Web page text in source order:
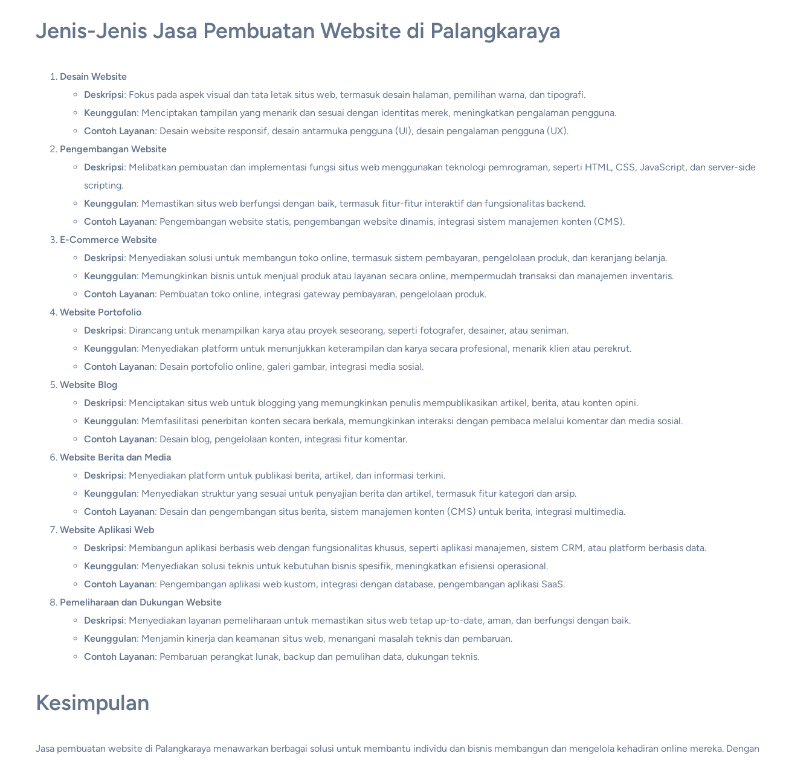
Jenis-Jenis Jasa Pembuatan Website di Palangkaraya
Desain Website
Deskripsi: Fokus pada aspek visual dan tata letak situs web, termasuk desain halaman, pemilihan warna, dan tipografi.
Keunggulan: Menciptakan tampilan yang menarik dan sesuai dengan identitas merek, meningkatkan pengalaman pengguna.
Contoh Layanan: Desain website responsif, desain antarmuka pengguna (UI), desain pengalaman pengguna (UX).
Pengembangan Website
Deskripsi: Melibatkan pembuatan dan implementasi fungsi situs web menggunakan teknologi pemrograman, seperti HTML, CSS, JavaScript, dan server-side
scripting.
Keunggulan: Memastikan situs web berfungsi dengan baik, termasuk fitur-fitur interaktif dan fungsionalitas backend.
Contoh Layanan: Pengembangan website statis, pengembangan website dinamis, integrasi sistem manajemen konten (CMS).
E-Commerce Website
Deskripsi: Menyediakan solusi untuk membangun toko online, termasuk sistem pembayaran, pengelolaan produk, dan keranjang belanja.
Keunggulan: Memungkinkan bisnis untuk menjual produk atau layanan secara online, mempermudah transaksi dan manajemen inventaris.
Contoh Layanan: Pembuatan toko online, integrasi gateway pembayaran, pengelolaan produk.
Website Portofolio
Deskripsi: Dirancang untuk menampilkan karya atau proyek seseorang, seperti fotografer, desainer, atau seniman.
Keunggulan: Menyediakan platform untuk menunjukkan keterampilan dan karya secara profesional, menarik klien atau perekrut.
Contoh Layanan: Desain portofolio online, galeri gambar, integrasi media sosial.
Website Blog
Deskripsi: Menciptakan situs web untuk blogging yang memungkinkan penulis mempublikasikan artikel, berita, atau konten opini.
Keunggulan: Memfasilitasi penerbitan konten secara berkala, memungkinkan interaksi dengan pembaca melalui komentar dan media sosial.
Contoh Layanan: Desain blog, pengelolaan konten, integrasi fitur komentar.
Website Berita dan Media
Deskripsi: Menyediakan platform untuk publikasi berita, artikel, dan informasi terkini.
Keunggulan: Menyediakan struktur yang sesuai untuk penyajian berita dan artikel, termasuk fitur kategori dan arsip.
Contoh Layanan: Desain dan pengembangan situs berita, sistem manajemen konten (CMS) untuk berita, integrasi multimedia.
Website Aplikasi Web
Deskripsi: Membangun aplikasi berbasis web dengan fungsionalitas khusus, seperti aplikasi manajemen, sistem CRM, atau platform berbasis data.
Keunggulan: Menyediakan solusi teknis untuk kebutuhan bisnis spesifik, meningkatkan efisiensi operasional.
Contoh Layanan: Pengembangan aplikasi web kustom, integrasi dengan database, pengembangan aplikasi SaaS.
Pemeliharaan dan Dukungan Website
Deskripsi: Menyediakan layanan pemeliharaan untuk memastikan situs web tetap up-to-date, aman, dan berfungsi dengan baik.
Keunggulan: Menjamin kinerja dan keamanan situs web, menangani masalah teknis dan pembaruan.
Contoh Layanan: Pembaruan perangkat lunak, backup dan pemulihan data, dukungan teknis.
Kesimpulan
Jasa pembuatan website di Palangkaraya menawarkan berbagai solusi untuk membantu individu dan bisnis membangun dan mengelola kehadiran online mereka. Dengan